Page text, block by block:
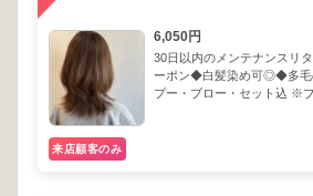
6,050円
30日以内のメンテナンスリ
ーポン◆白髪染め可◎◆多毛
プー・ブロー・セット込 ※
来店顧客のみ